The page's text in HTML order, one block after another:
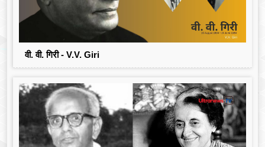
वी. वी. गिरी - V.V. Giri